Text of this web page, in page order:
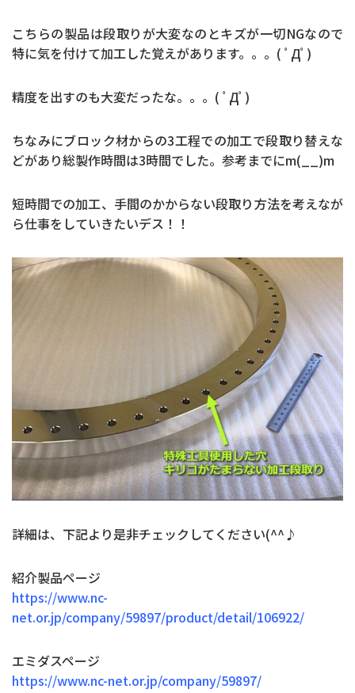
こちらの製品は段取りが大変なのとキズが一切NGなので
特に気を付けて加工した覚えがあります。。。( ﾟДﾟ)
精度を出すのも大変だったな。。。( ﾟДﾟ)
ちなみにブロック材からの3工程での加工で段取り替えな
どがあり総製作時間は3時間でした。参考までにm(__)m
短時間での加工、手間のかからない段取り方法を考えなが
ら仕事をしていきたいデス！！
詳細は、下記より是非チェックしてください(^^♪
紹介製品ページ
https://www.nc-
net.or.jp/company/59897/product/detail/106922/
エミダスページ
https://www.nc-net.or.jp/company/59897/